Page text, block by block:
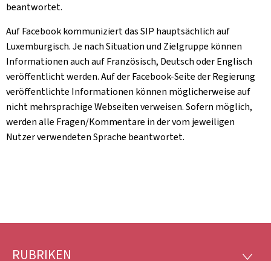
beantwortet.
Auf Facebook kommuniziert das SIP hauptsächlich auf
Luxemburgisch. Je nach Situation und Zielgruppe können
Informationen auch auf Französisch, Deutsch oder Englisch
veröffentlicht werden. Auf der Facebook-Seite der Regierung
veröffentlichte Informationen können möglicherweise auf
nicht mehrsprachige Webseiten verweisen. Sofern möglich,
werden alle Fragen/Kommentare in der vom jeweiligen
Nutzer verwendeten Sprache beantwortet.
RUBRIKEN